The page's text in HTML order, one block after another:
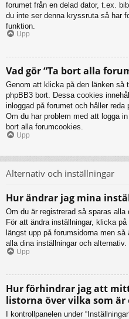
forumet från en delad dator, t.ex.
du inte ser denna kryssruta så har
funktion.
Upp
Vad gör “Ta bort alla
Genom att klicka på den länken
phpBB3 bort. Dessa cookies
inloggad på forumet och håller
Om du har problem med att logga
bort alla forumcookies.
Upp
Alternativ och inställningar
Hur ändrar jag mina
Om du är registrerad så sparas
För att ändra inställningar, klicka
längst upp på forumsidorna men
alla dina inställningar och alternativ.
Upp
Hur förhindrar jag att
listorna över vilka som är
I kontrollpanelen under